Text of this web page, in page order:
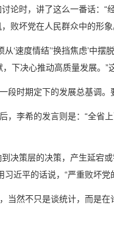
时，讲了这么一番话：“
败坏党在人民群众中的形
速度情结’‘换挡焦虑’中摆
下决心推动高质量发展。”
时期定下的发展总基调。
李希的发言则是：“全省
策层的决策，产生延宕或
近平的话说，“严重败坏
然不只是谈统计，而是在